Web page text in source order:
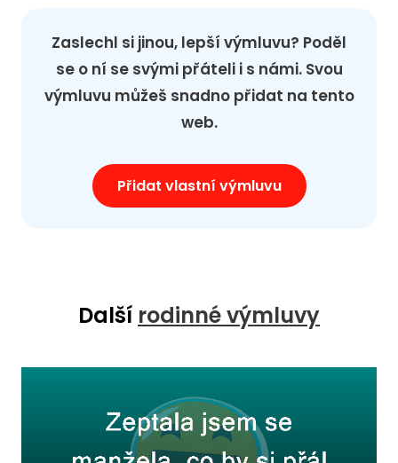
Zaslechl si jinou, lepší výmluvu? Poděl
se o ní se svými přáteli i s námi. Svou
výmluvu můžeš snadno přidat na tento
web.
Přidat vlastní výmluvu
Další rodinné výmluvy